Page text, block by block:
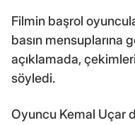
Filmin başrol
basın mensuplarına
açıklamada,
söyledi.
Oyuncu Kemal Uçar